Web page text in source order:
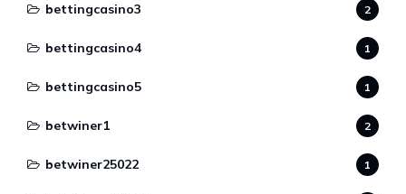
bettingcasino3 2
bettingcasino4 1
bettingcasino5 1
betwiner1 2
betwiner25022 1